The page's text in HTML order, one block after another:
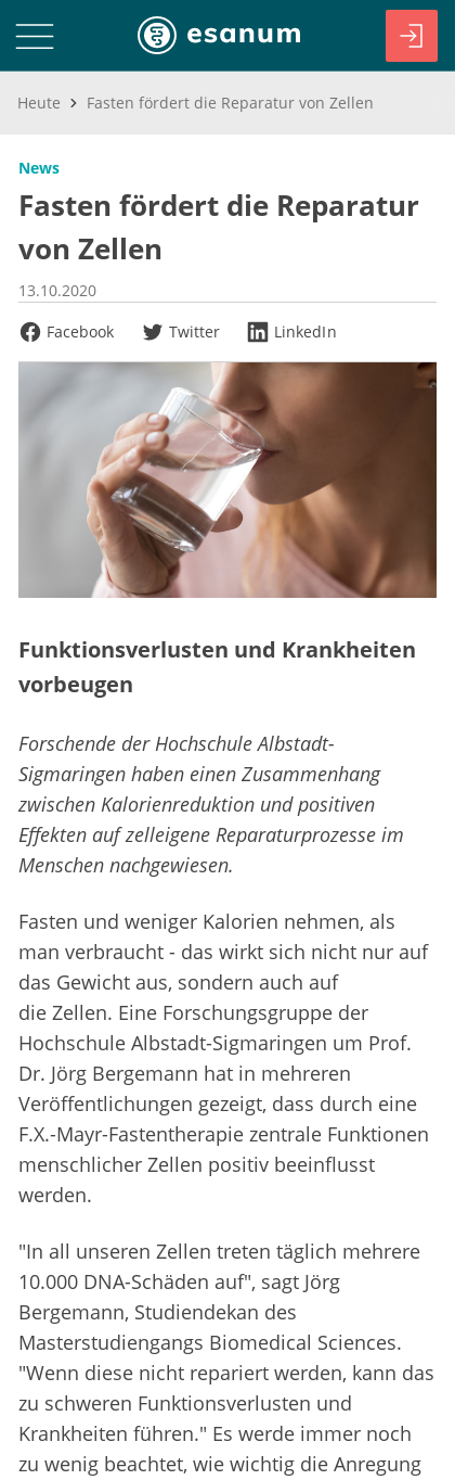
Heute Fasten fördert die Reparatur von Zellen
News
Fasten fördert die Reparatur
von Zellen
13.10.2020
Facebook
Twitter LinkedIn
Funktionsverlusten und Krankheiten
vorbeugen
Forschende der Hochschule Albstadt-
Sigmaringen haben einen Zusammenhang
zwischen Kalorienreduktion und positiven
Effekten auf zelleigene Reparaturprozesse im
Menschen nachgewiesen.
Fasten und weniger Kalorien nehmen, als
man verbraucht - das wirkt sich nicht nur auf
das Gewicht aus, sondern auch auf
die Zellen. Eine Forschungsgruppe der
Hochschule Albstadt-Sigmaringen um Prof.
Dr. Jörg Bergemann hat in mehreren
Veröffentlichungen gezeigt, dass durch eine
F.X.-Mayr-Fastentherapie zentrale Funktionen
menschlicher Zellen positiv beeinflusst
werden.
"In all unseren Zellen treten täglich mehrere
10.000 DNA-Schäden auf", sagt Jörg
Bergemann, Studiendekan des
Masterstudiengangs Biomedical Sciences.
"Wenn diese nicht repariert werden, kann das
zu schweren Funktionsverlusten und
Krankheiten führen." Es werde immer noch
zu wenig beachtet, wie wichtig die Anregung